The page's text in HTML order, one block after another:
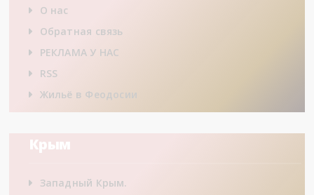
О нас
Обратная связь
РЕКЛАМА У НАС
RSS
Жильё в Феодосии
Крым
Западный Крым.